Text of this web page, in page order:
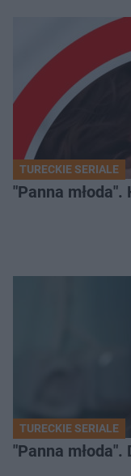
TURECKIE SERIALE
"Panna
TURECKIE SERIALE
"Panna